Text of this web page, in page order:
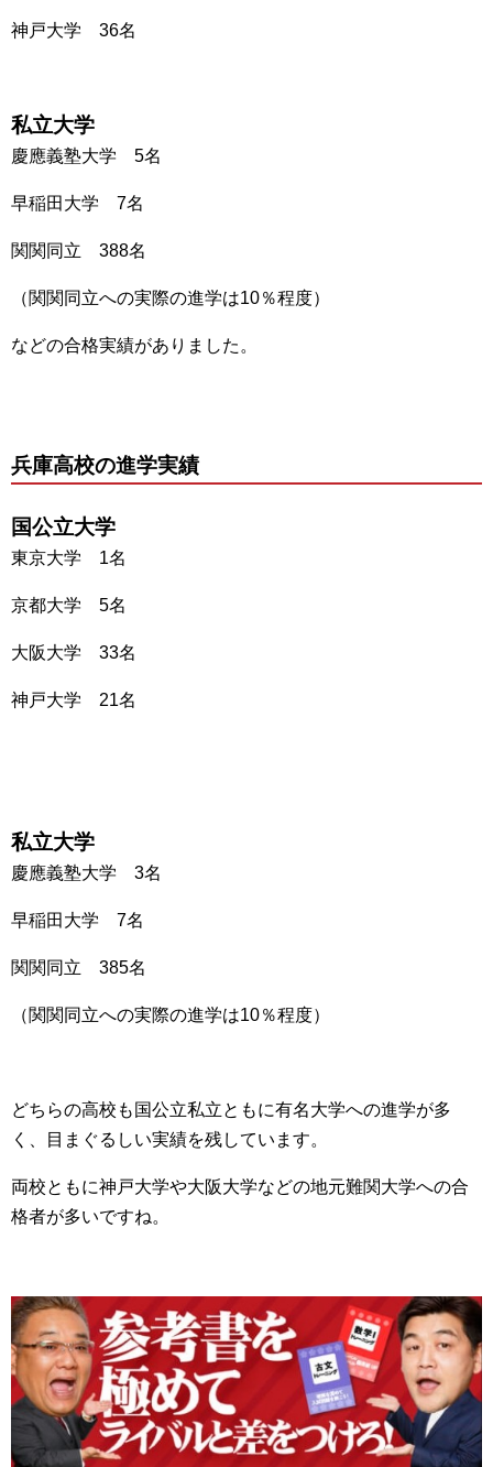
神戸大学 36名
私立大学
慶應義塾大学 5名
早稲田大学 7名
関関同立 388名
（関関同立への実際の進学は10％程度）
などの合格実績がありました。
兵庫高校の進学実績
国公立大学
東京大学 1名
京都大学 5名
大阪大学 33名
神戸大学 21名
私立大学
慶應義塾大学 3名
早稲田大学 7名
関関同立 385名
（関関同立への実際の進学は10％程度）
どちらの高校も国公立私立ともに有名大学への進学が多
く、目まぐるしい実績を残しています。
両校ともに神戸大学や大阪大学などの地元難関大学への合
格者が多いですね。